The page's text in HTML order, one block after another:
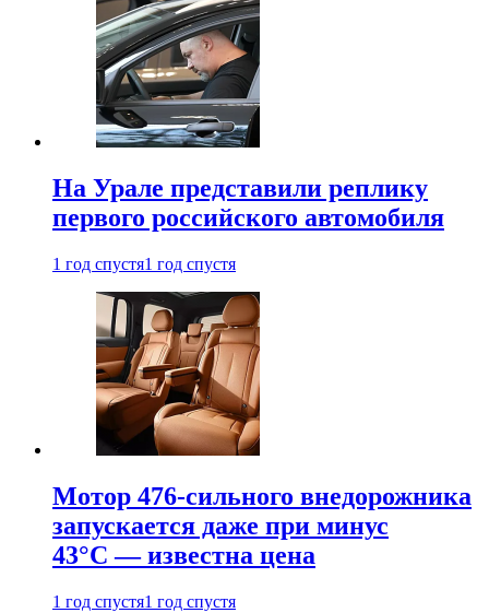
На Урале представили реплику
первого российского автомобиля
1 год спустя1 год спустя
Мотор 476-сильного внедорожника
запускается даже при минус
43°С — известна цена
1 год спустя1 год спустя